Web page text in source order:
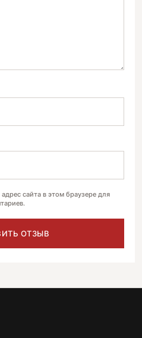
сайта в этом браузере для